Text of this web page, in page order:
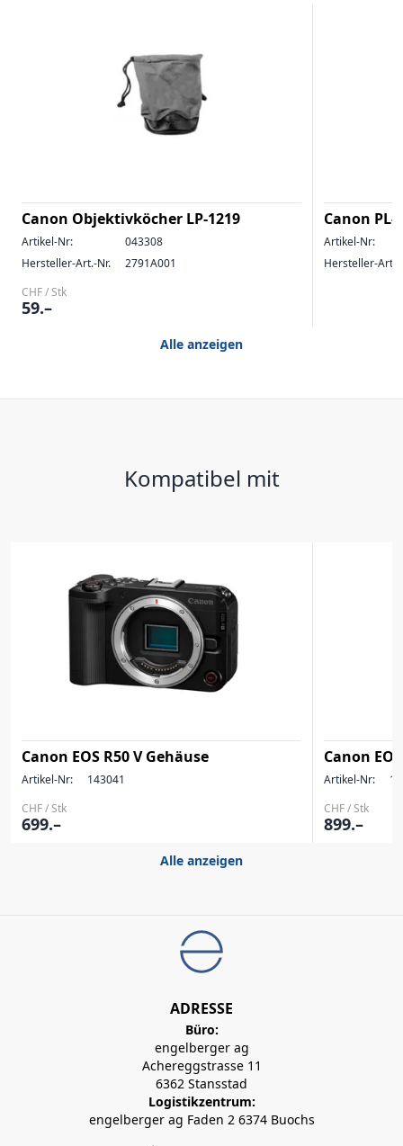
Canon Objektivköcher LP-1219
Artikel-Nr:
043308
Hersteller-Art.-Nr.
2791A001
CHF / Stk
59.–
Canon PL-
Artikel-Nr:
Hersteller-Art.-
Alle anzeigen
Kompatibel mit
Canon EOS R50 V Gehäuse
Artikel-Nr:
143041
CHF / Stk
699.–
Canon
Artikel-Nr:
CHF / Stk
899.–
Alle anzeigen
ADRESSE
Büro:
engelberger ag
Achereggstrasse 11
6362 Stansstad
Logistikzentrum:
engelberger ag Faden 2 6374 Buochs